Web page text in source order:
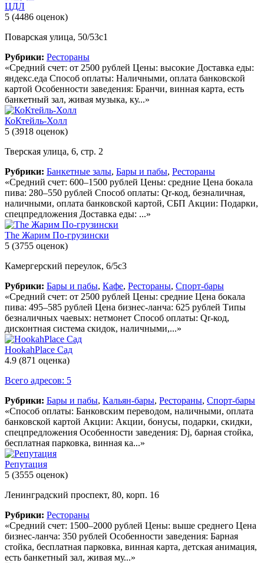
ЦДЛ
5 (4486 оценок)
Поварская улица, 50/53с1
Рубрики: Рестораны
«Средний счет: от 2500 рублей Цены: высокие Доставка еды:
яндекс.еда Способ оплаты: Наличными, оплата банковской
картой Особенности заведения: Бранчи, винная карта, есть
банкетный зал, живая музыка, ку...»
КоКтейль-Холл
5 (3918 оценок)
Тверская улица, 6, стр. 2
Рубрики: Банкетные залы, Бары и пабы, Рестораны
«Средний счет: 600–1500 рублей Цены: средние Цена бокала
пива: 280–550 рублей Способ оплаты: Qr-код, безналичная,
наличными, оплата банковской картой, СБП Акции: Подарки,
спецпредложения Доставка еды: ...»
The Жарим По-грузински
5 (3755 оценок)
Камергерский переулок, 6/5с3
Рубрики: Бары и пабы, Кафе, Рестораны, Спорт-бары
«Средний счет: от 2500 рублей Цены: средние Цена бокала
пива: 495–585 рублей Цена бизнес-ланча: 625 рублей Типы
безналичных чаевых: нетмонет Способ оплаты: Qr-код,
дисконтная система скидок, наличными,...»
HookahPlace Сад
4.9 (871 оценка)
Всего адресов: 5
Рубрики: Бары и пабы, Кальян-бары, Рестораны, Спорт-бары
«Способ оплаты: Банковским переводом, наличными, оплата
банковской картой Акции: Акции, бонусы, подарки, скидки,
спецпредложения Особенности заведения: Dj, барная стойка,
бесплатная парковка, винная ка...»
Репутация
5 (3555 оценок)
Ленинградский проспект, 80, корп. 16
Рубрики: Рестораны
«Средний счет: 1500–2000 рублей Цены: выше среднего Цена
бизнес-ланча: 350 рублей Особенности заведения: Барная
стойка, бесплатная парковка, винная карта, детская анимация,
есть банкетный зал, живая му...»